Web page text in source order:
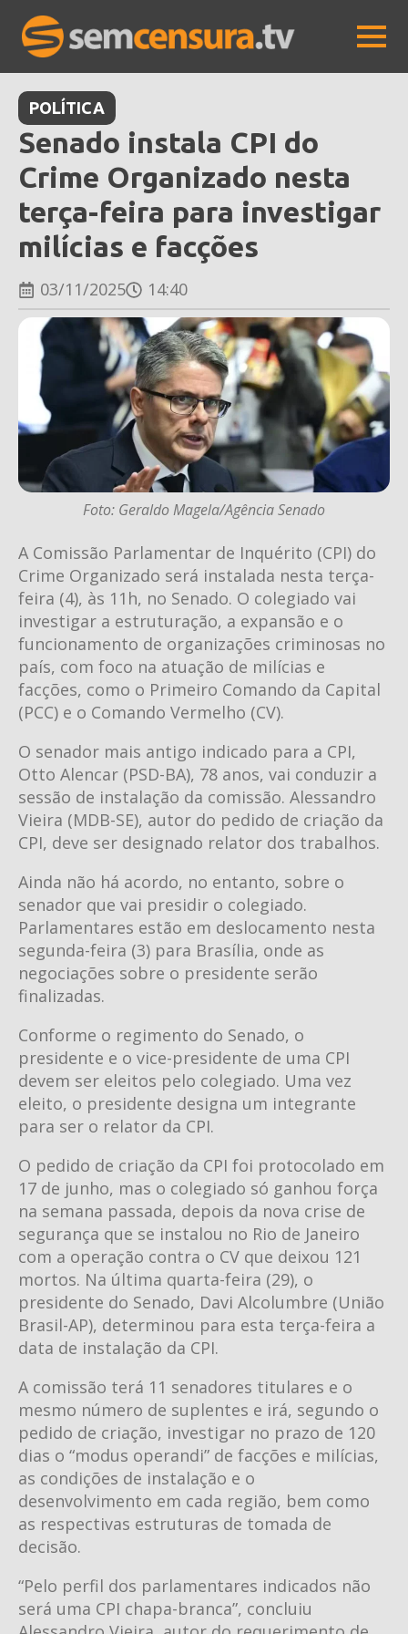
POLÍTICA
Senado instala CPI do
Crime Organizado nesta
terça-feira para investigar
milícias e facções
03/11/2025 14:40
Foto: Geraldo Magela/Agência Senado
A Comissão Parlamentar de Inquérito (CPI) do
Crime Organizado será instalada nesta terça-
feira (4), às 11h, no Senado. O colegiado vai
investigar a estruturação, a expansão e o
funcionamento de organizações criminosas no
país, com foco na atuação de milícias e
facções, como o Primeiro Comando da Capital
(PCC) e o Comando Vermelho (CV).
O senador mais antigo indicado para a CPI,
Otto Alencar (PSD-BA), 78 anos, vai conduzir a
sessão de instalação da comissão. Alessandro
Vieira (MDB-SE), autor do pedido de criação da
CPI, deve ser designado relator dos trabalhos.
Ainda não há acordo, no entanto, sobre o
senador que vai presidir o colegiado.
Parlamentares estão em deslocamento nesta
segunda-feira (3) para Brasília, onde as
negociações sobre o presidente serão
finalizadas.
Conforme o regimento do Senado, o
presidente e o vice-presidente de uma CPI
devem ser eleitos pelo colegiado. Uma vez
eleito, o presidente designa um integrante
para ser o relator da CPI.
O pedido de criação da CPI foi protocolado em
17 de junho, mas o colegiado só ganhou força
na semana passada, depois da nova crise de
segurança que se instalou no Rio de Janeiro
com a operação contra o CV que deixou 121
mortos. Na última quarta-feira (29), o
presidente do Senado, Davi Alcolumbre (União
Brasil-AP), determinou para esta terça-feira a
data de instalação da CPI.
A comissão terá 11 senadores titulares e o
mesmo número de suplentes e irá, segundo o
pedido de criação, investigar no prazo de 120
dias o “modus operandi” de facções e milícias,
as condições de instalação e o
desenvolvimento em cada região, bem como
as respectivas estruturas de tomada de
decisão.
“Pelo perfil dos parlamentares indicados não
será uma CPI chapa-branca”, concluiu